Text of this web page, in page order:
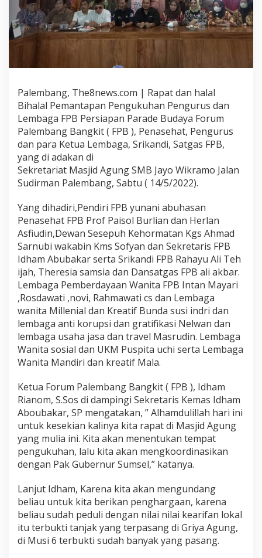
Palembang, The8news.com | Rapat dan halal
Bihalal Pemantapan Pengukuhan Pengurus dan
Lembaga FPB Persiapan Parade Budaya Forum
Palembang Bangkit ( FPB ), Penasehat, Pengurus
dan para Ketua Lembaga, Srikandi, Satgas FPB,
yang di adakan di
Sekretariat Masjid Agung SMB Jayo Wikramo Jalan
Sudirman Palembang, Sabtu ( 14/5/2022).
Yang dihadiri,Pendiri FPB yunani abuhasan
Penasehat FPB Prof Paisol Burlian dan Herlan
Asfiudin,Dewan Sesepuh Kehormatan Kgs Ahmad
Sarnubi wakabin Kms Sofyan dan Sekretaris FPB
Idham Abubakar serta Srikandi FPB Rahayu Ali Teh
ijah, Theresia samsia dan Dansatgas FPB ali akbar.
Lembaga Pemberdayaan Wanita FPB Intan Mayari
,Rosdawati ,novi, Rahmawati cs dan Lembaga
wanita Millenial dan Kreatif Bunda susi indri dan
lembaga anti korupsi dan gratifikasi Nelwan dan
lembaga usaha jasa dan travel Masrudin. Lembaga
Wanita sosial dan UKM Puspita uchi serta Lembaga
Wanita Mandiri dan kreatif Mala.
Ketua Forum Palembang Bangkit ( FPB ), Idham
Rianom, S.Sos di dampingi Sekretaris Kemas Idham
Aboubakar, SP mengatakan, ” Alhamdulillah hari ini
untuk kesekian kalinya kita rapat di Masjid Agung
yang mulia ini. Kita akan menentukan tempat
pengukuhan, lalu kita akan mengkoordinasikan
dengan Pak Gubernur Sumsel,” katanya.
Lanjut Idham, Karena kita akan mengundang
beliau untuk kita berikan penghargaan, karena
beliau sudah peduli dengan nilai nilai kearifan lokal
itu terbukti tanjak yang terpasang di Griya Agung,
di Musi 6 terbukti sudah banyak yang pasang.